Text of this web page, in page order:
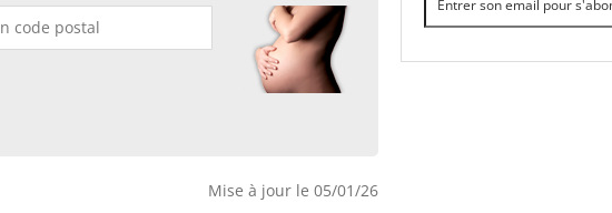
Mise à jour le 05/01/26